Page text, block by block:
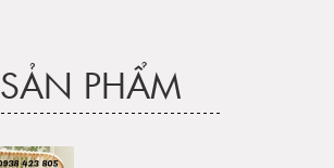
SẢN PHẨM